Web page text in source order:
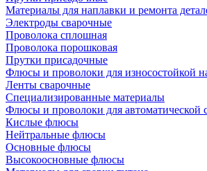
Материалы для наплавки и ремонта
Электроды сварочные
Проволока сплошная
Проволока порошковая
Прутки присадочные
Флюсы и проволоки для износостойкой
Ленты сварочные
Специализированные материалы
Флюсы и проволоки для автоматической
Кислые флюсы
Нейтральные флюсы
Основные флюсы
Высокоосновные флюсы